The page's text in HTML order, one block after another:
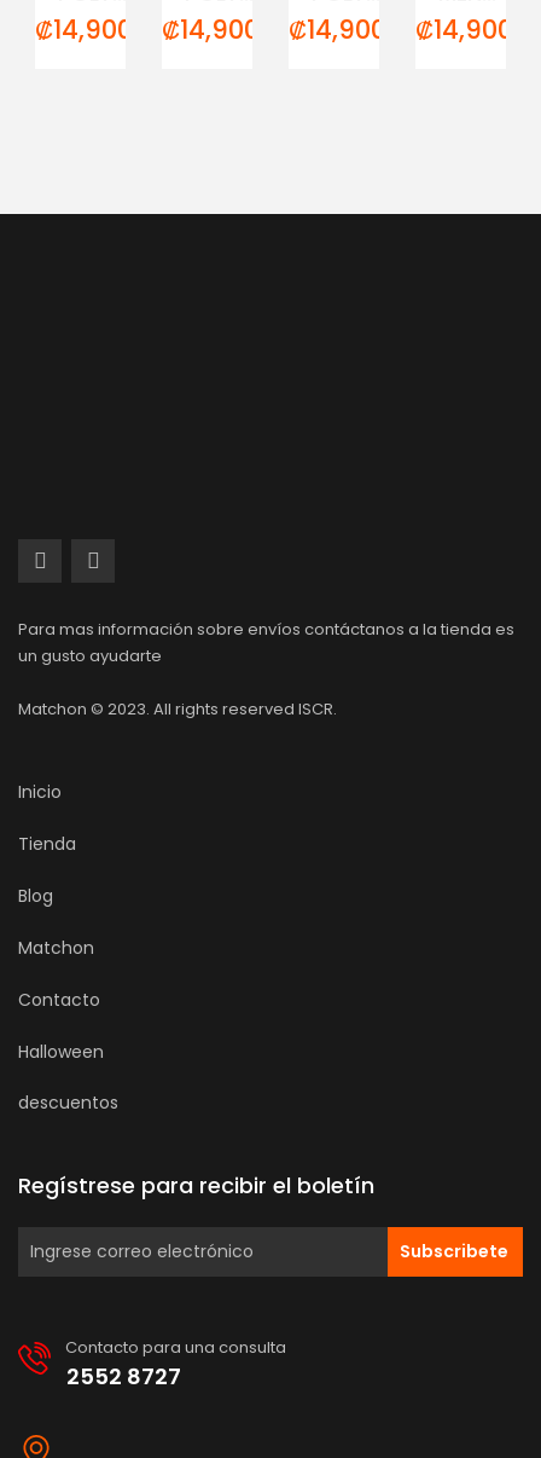
₡14,900.00₡14,900.00₡14,900.00₡
Para mas información sobre envíos contáctanos a la tienda es
un gusto ayudarte
Matchon © 2023. All rights reserved ISCR.
Inicio
Tienda
Blog
Matchon
Contacto
Halloween
descuentos
Regístrese para recibir el boletín
Subscribete
Contacto para una consulta
2552 8727